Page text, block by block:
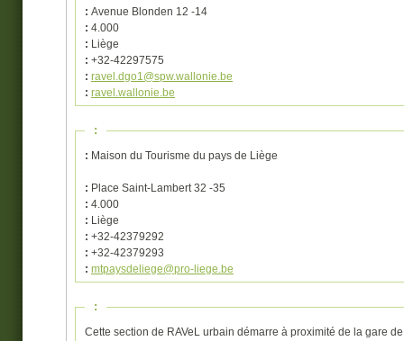
: Avenue Blonden 12 -14
: 4.000
: Liège
: +32-42297575
: ravel.dgo1@spw.wallonie.be
: ravel.wallonie.be
:
: Maison du Tourisme du pays de Liège
: Place Saint-Lambert 32 -35
: 4.000
: Liège
: +32-42379292
: +32-42379293
: mtpaysdeliege@pro-liege.be
:
Cette section de RAVeL urbain démarre à proximité de la gare